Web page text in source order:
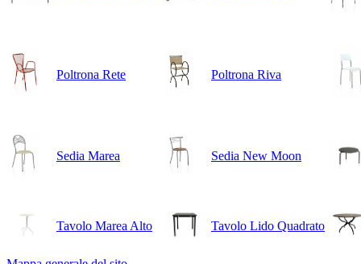
Poltrona Rete Poltrona Riva
Sedia Marea Sedia New Moon
Tavolo Marea Alto Tavolo Lido Quadrato